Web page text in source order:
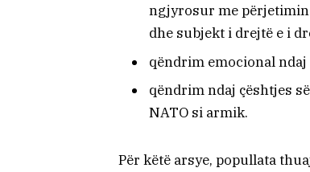
ngjyrosur me
dhe subjekt i drejtë e i
qëndrim emocional
qëndrim ndaj çështjes
NATO si armik.
Për këtë arsye, popullata